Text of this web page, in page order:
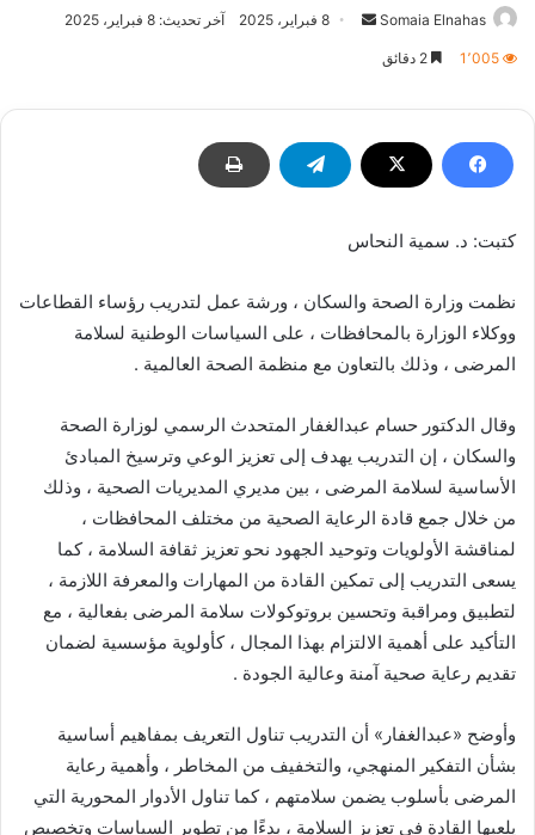
Somaia Elnahas
أرسل 8 فبراير، 2025 آخر تحديث: 8 فبراير، 2025
1٬005
كتبت: د. سمية النحاس
نظمت وزارة الصحة والسكان ، ورشة عمل لتدريب رؤساء القطاعات
ووكلاء الوزارة بالمحافظات ، على السياسات الوطنية لسلامة
المرضى ، وذلك بالتعاون مع منظمة الصحة العالمية .
وقال الدكتور حسام عبدالغفار المتحدث الرسمي لوزارة الصحة
والسكان ، إن التدريب يهدف إلى تعزيز الوعي وترسيخ المبادئ
الأساسية لسلامة المرضى ، بين مديري المديريات الصحية ، وذلك
من خلال جمع قادة الرعاية الصحية من مختلف المحافظات ،
لمناقشة الأولويات وتوحيد الجهود نحو تعزيز ثقافة السلامة ، كما
يسعى التدريب إلى تمكين القادة من المهارات والمعرفة اللازمة ،
لتطبيق ومراقبة وتحسين بروتوكولات سلامة المرضى بفعالية ، مع
التأكيد على أهمية الالتزام بهذا المجال ، كأولوية مؤسسية لضمان
تقديم رعاية صحية آمنة وعالية الجودة .
وأوضح «عبدالغفار» أن التدريب تناول التعريف بمفاهيم أساسية
بشأن التفكير المنهجي، والتخفيف من المخاطر ، وأهمية رعاية
المرضى بأسلوب يضمن سلامتهم ، كما تناول الأدوار المحورية التي
يلعبها القادة في تعزيز السلامة ، بدءًا من تطوير السياسات وتخصيص